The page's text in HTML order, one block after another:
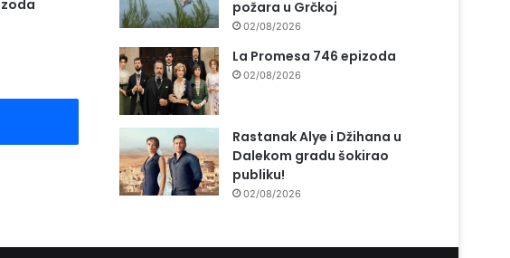
požara u Grčkoj
02/08/2026
La Promesa 746 epizoda
02/08/2026
Rastanak Alye i Džihana u
Dalekom gradu šokirao
publiku!
02/08/2026